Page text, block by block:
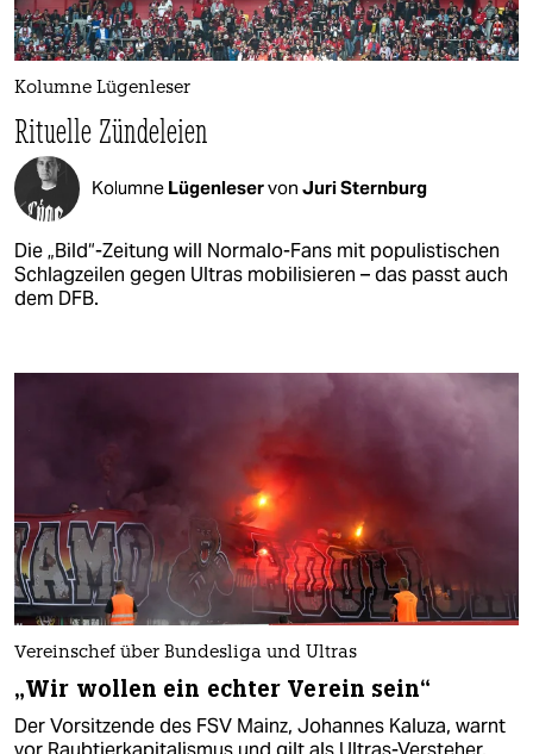
Kolumne Lügenleser
Rituelle Zündeleien
Kolumne Lügenleservon Juri Sternburg
Die „Bild“-Zeitung will Normalo-Fans mit populistischen
Schlagzeilen gegen Ultras mobilisieren – das passt auch
dem DFB.
Vereinschef über Bundesliga und Ultras
„Wir wollen ein echter Verein sein“
Der Vorsitzende des FSV Mainz, Johannes Kaluza, warnt